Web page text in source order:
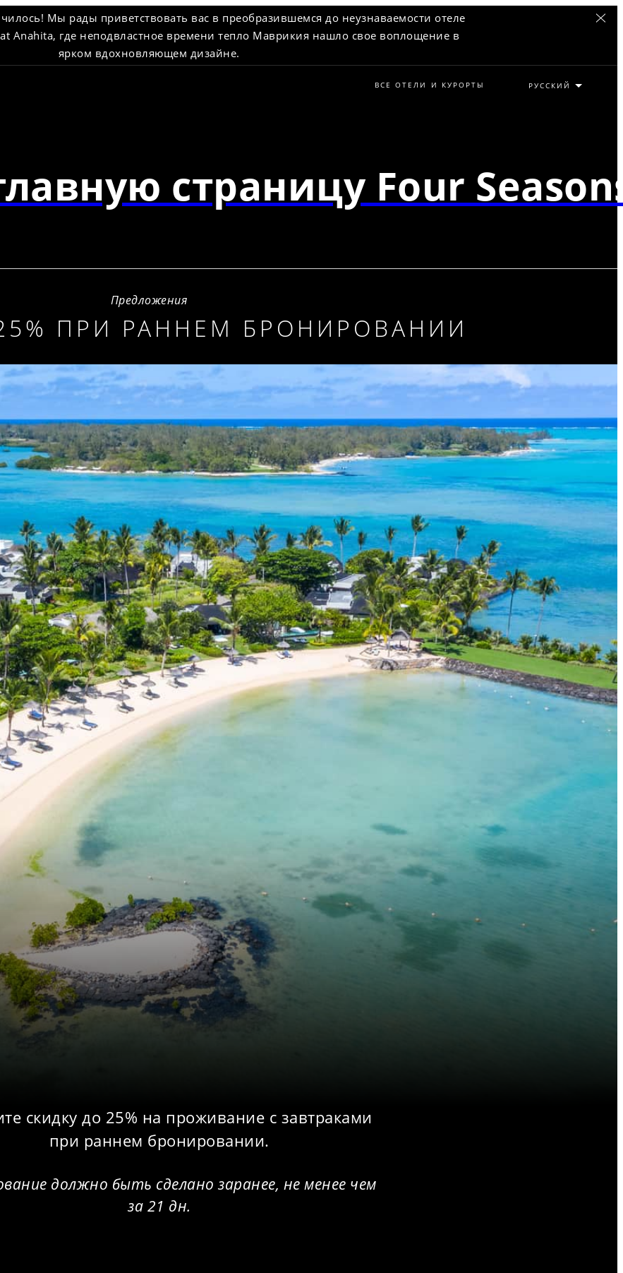
Мы рады приветствовать вас в преобразившемся до неузнаваемости отеле
Anahita, где неподвластное времени тепло Маврикия нашло свое воплощение в
ярком вдохновляющем дизайне.
ВСЕ ОТЕЛИ И КУРОРТЫ
страницу Four
Предложения
ПРИ РАННЕМ БРОНИРОВАНИИ
скидку до 25% на проживание с завтраками
при раннем бронировании.
должно быть сделано заранее, не менее чем
за 21 дн.